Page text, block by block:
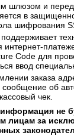
шлюзом и
в
шифрования
интернет-
Code для
ввод
заказа
сообщение об
чек.
информация не
лицам за